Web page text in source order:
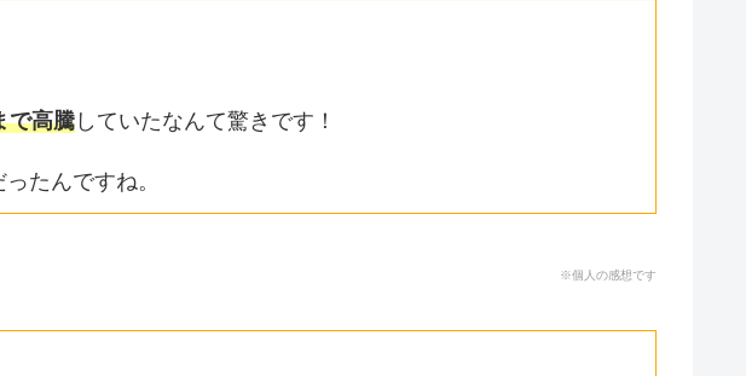
で高騰していたなんて驚きです！
たんですね。
※個人の感想です